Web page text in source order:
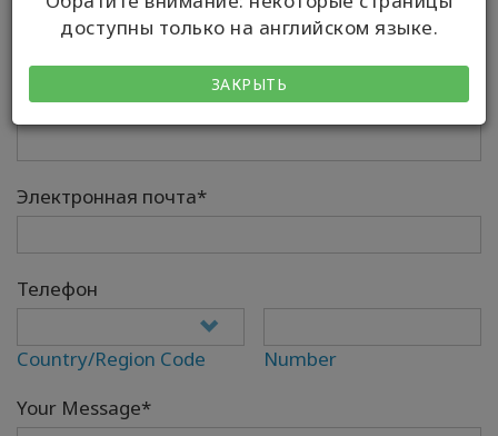
доступны только на английском языке.
ЗАКРЫТЬ
Your Full Name*
Электронная почта*
Телефон
Country/Region Code
Number
Your Message*